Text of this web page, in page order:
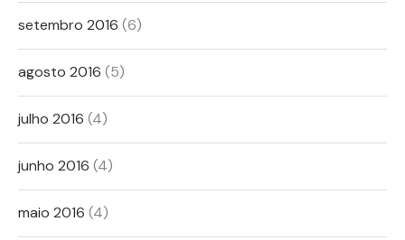
setembro 2016 (6)
agosto 2016 (5)
julho 2016 (4)
junho 2016 (4)
maio 2016 (4)